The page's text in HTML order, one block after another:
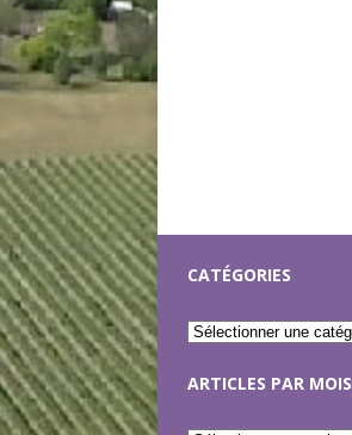
CATÉGORIES
ARTICLES PAR MOIS